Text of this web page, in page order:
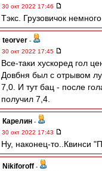
30 окт 2022 17:46
Тэкс. Грузовичок
teorver -
30 окт 2022 17:45
Все-таки хускоред гол
Довбня был с отрывом
7,0. И тут бац - после
получил 7,4.
Карелин -
30 окт 2022 17:43
Ну, наконец-то..Квинси
Nikiforoff -